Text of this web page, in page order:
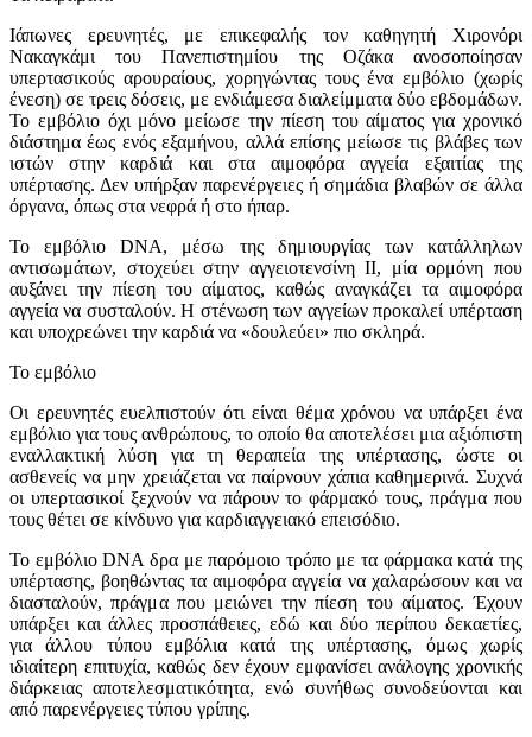
Ιάπωνες ερευνητές, με επικεφαλής τον καθηγητή Χιρονόρι
Νακαγκάμι του Πανεπιστημίου της Οζάκα ανοσοποίησαν
υπερτασικούς αρουραίους, χορηγώντας τους ένα εμβόλιο (χωρίς
ένεση) σε τρεις δόσεις, με ενδιάμεσα διαλείμματα δύο εβδομάδων.
Το εμβόλιο όχι μόνο μείωσε την πίεση του αίματος για χρονικό
διάστημα έως ενός εξαμήνου, αλλά επίσης μείωσε τις βλάβες των
ιστών στην καρδιά και στα αιμοφόρα αγγεία εξαιτίας της
υπέρτασης. Δεν υπήρξαν παρενέργειες ή σημάδια βλαβών σε άλλα
όργανα, όπως στα νεφρά ή στο ήπαρ.
Το εμβόλιο DNA, μέσω της δημιουργίας των κατάλληλων
αντισωμάτων, στοχεύει στην αγγειοτενσίνη ΙΙ, μία ορμόνη που
αυξάνει την πίεση του αίματος, καθώς αναγκάζει τα αιμοφόρα
αγγεία να συσταλούν. Η στένωση των αγγείων προκαλεί υπέρταση
και υποχρεώνει την καρδιά να «δουλεύει» πιο σκληρά.
Το εμβόλιο
Οι ερευνητές ευελπιστούν ότι είναι θέμα χρόνου να υπάρξει ένα
εμβόλιο για τους ανθρώπους, το οποίο θα αποτελέσει μια αξιόπιστη
εναλλακτική λύση για τη θεραπεία της υπέρτασης, ώστε οι
ασθενείς να μην χρειάζεται να παίρνουν χάπια καθημερινά. Συχνά
οι υπερτασικοί ξεχνούν να πάρουν το φάρμακό τους, πράγμα που
τους θέτει σε κίνδυνο για καρδιαγγειακό επεισόδιο.
Το εμβόλιο DNA δρα με παρόμοιο τρόπο με τα φάρμακα κατά της
υπέρτασης, βοηθώντας τα αιμοφόρα αγγεία να χαλαρώσουν και να
διασταλούν, πράγμα που μειώνει την πίεση του αίματος. Έχουν
υπάρξει και άλλες προσπάθειες, εδώ και δύο περίπου δεκαετίες,
για άλλου τύπου εμβόλια κατά της υπέρτασης, όμως χωρίς
ιδιαίτερη επιτυχία, καθώς δεν έχουν εμφανίσει ανάλογης χρονικής
διάρκειας αποτελεσματικότητα, ενώ συνήθως συνοδεύονται και
από παρενέργειες τύπου γρίπης.